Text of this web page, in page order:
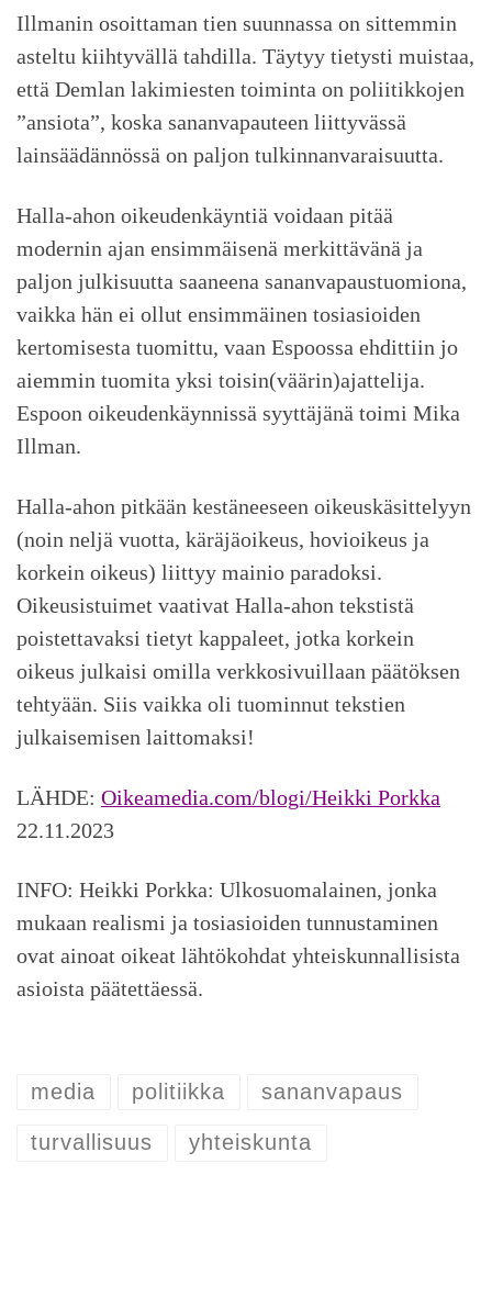
Illmanin osoittaman tien suunnassa on sittemmin
asteltu kiihtyvällä tahdilla. Täytyy tietysti muistaa,
että Demlan lakimiesten toiminta on poliitikkojen
”ansiota”, koska sananvapauteen liittyvässä
lainsäädännössä on paljon tulkinnanvaraisuutta.
Halla-ahon oikeudenkäyntiä voidaan pitää
modernin ajan ensimmäisenä merkittävänä ja
paljon julkisuutta saaneena sananvapaustuomiona,
vaikka hän ei ollut ensimmäinen tosiasioiden
kertomisesta tuomittu, vaan Espoossa ehdittiin jo
aiemmin tuomita yksi toisin(väärin)ajattelija.
Espoon oikeudenkäynnissä syyttäjänä toimi Mika
Illman.
Halla-ahon pitkään kestäneeseen oikeuskäsittelyyn
(noin neljä vuotta, käräjäoikeus, hovioikeus ja
korkein oikeus) liittyy mainio paradoksi.
Oikeusistuimet vaativat Halla-ahon tekstistä
poistettavaksi tietyt kappaleet, jotka korkein
oikeus julkaisi omilla verkkosivuillaan päätöksen
tehtyään. Siis vaikka oli tuominnut tekstien
julkaisemisen laittomaksi!
LÄHDE: Oikeamedia.com/blogi/Heikki Porkka
22.11.2023
INFO: Heikki Porkka: Ulkosuomalainen, jonka
mukaan realismi ja tosiasioiden tunnustaminen
ovat ainoat oikeat lähtökohdat yhteiskunnallisista
asioista päätettäessä.
media politiikka sananvapaus
turvallisuus yhteiskunta